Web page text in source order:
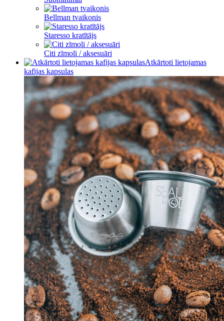
Bellman tvaikonis
Staresso kratītājs
Citi zīmoli / aksesuāri
Atkārtoti lietojamas
kafijas kapsulas